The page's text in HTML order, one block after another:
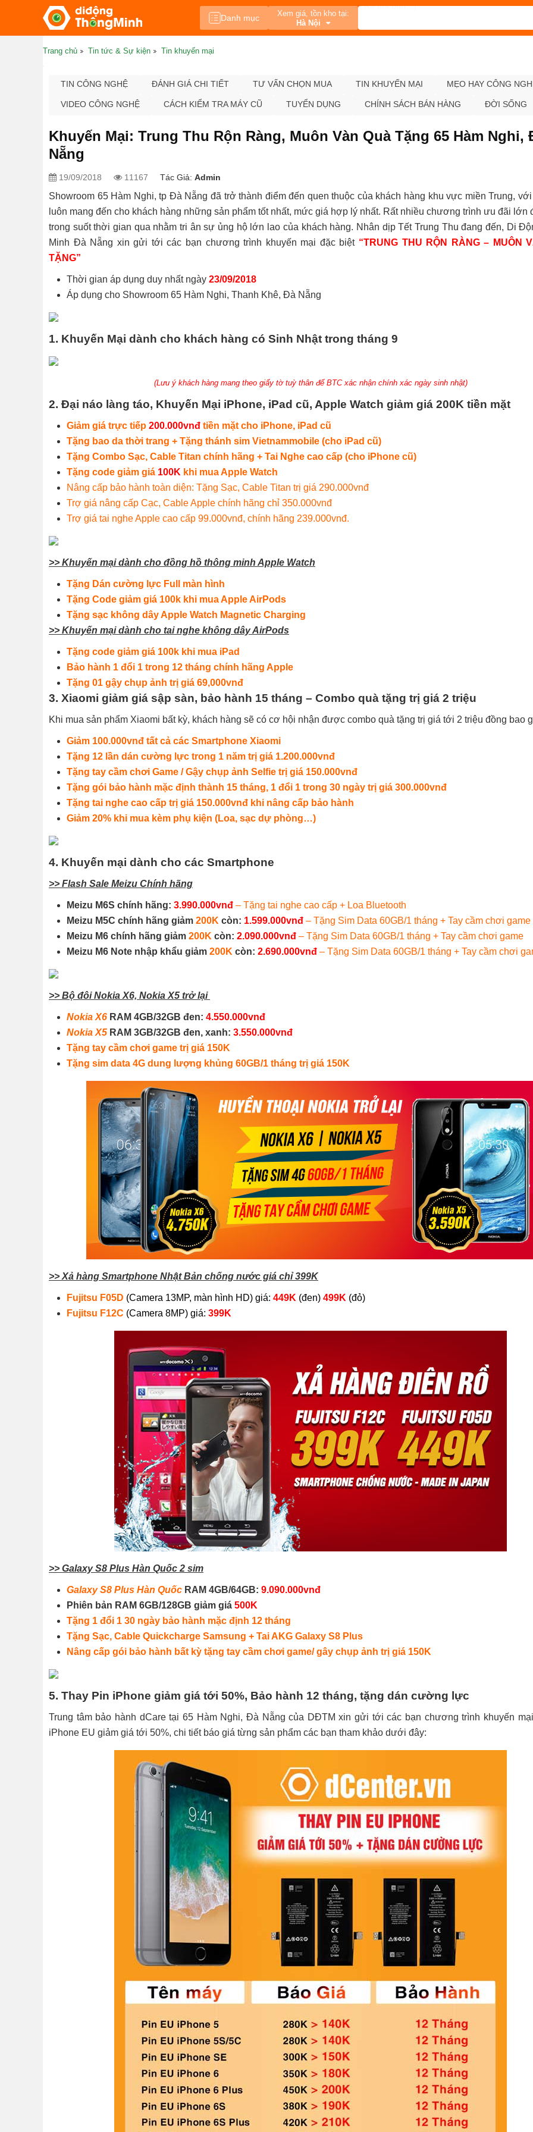
Danh mục
Xem giá, tồn kho tại:
Hà Nội
Trang chủ Tin tức & Sự kiện Tin khuyến mại
TIN CÔNG NGHỆ ĐÁNH GIÁ CHI TIẾT TƯ VẤN CHỌN MUA TIN KHUYẾN MẠI MẸO HAY CÔNG
VIDEO CÔNG NGHỆ CÁCH KIỂM TRA MÁY CŨ TUYỂN DỤNG CHÍNH SÁCH BÁN HÀNG ĐỜI SỐNG
Khuyến Mại: Trung Thu Rộn Ràng, Muôn Vàn Quà Tặng 65 Hàm Nghi,
Nẵng
19/09/2018 11167 Tác Giả: Admin
Showroom 65 Hàm Nghi, tp Đà Nẵng đã trở thành điểm đến quen thuộc của khách hàng khu vực miền Trung,
luôn mang đến cho khách hàng những sản phẩm tốt nhất, mức giá hợp lý nhất. Rất nhiều chương trình ưu đãi lớn
trong suốt thời gian qua nhằm tri ân sự ủng hộ lớn lao của khách hàng. Nhân dịp Tết Trung Thu đang đến, Di
Minh Đà Nẵng xin gửi tới các bạn chương trình khuyến mại đặc biệt “TRUNG THU RỘN RÀNG – MUÔN
TẶNG”
Thời gian áp dụng duy nhất ngày 23/09/2018
Áp dụng cho Showroom 65 Hàm Nghi, Thanh Khê, Đà Nẵng
1. Khuyến Mại dành cho khách hàng có Sinh Nhật trong tháng 9
(Lưu ý khách hàng mang theo giấy tờ tuỳ thân để BTC xác nhận chính xác ngày sinh nhật)
2. Đại náo làng táo, Khuyến Mại iPhone, iPad cũ, Apple Watch giảm giá 200K tiền mặt
Giảm giá trực tiếp 200.000vnđ tiền mặt cho iPhone, iPad cũ
Tặng bao da thời trang + Tặng thánh sim Vietnammobile (cho iPad cũ)
Tặng Combo Sạc, Cable Titan chính hãng + Tai Nghe cao cấp (cho iPhone cũ)
Tặng code giảm giá 100K khi mua Apple Watch
Nâng cấp bảo hành toàn diện: Tặng Sạc, Cable Titan trị giá 290.000vnđ
Trợ giá nâng cấp Cạc, Cable Apple chính hãng chỉ 350.000vnđ
Trợ giá tai nghe Apple cao cấp 99.000vnđ, chính hãng 239.000vnđ.
>> Khuyến mại dành cho đồng hồ thông minh Apple Watch
Tặng Dán cường lực Full màn hình
Tặng Code giảm giá 100k khi mua Apple AirPods
Tặng sạc không dây Apple Watch Magnetic Charging
>> Khuyến mại dành cho tai nghe không dây AirPods
Tặng code giảm giá 100k khi mua iPad
Bảo hành 1 đổi 1 trong 12 tháng chính hãng Apple
Tặng 01 gậy chụp ảnh trị giá 69,000vnđ
3. Xiaomi giảm giá sập sàn, bảo hành 15 tháng – Combo quà tặng trị giá 2 triệu
Khi mua sản phẩm Xiaomi bất kỳ, khách hàng sẽ có cơ hội nhận được combo quà tặng trị giá tới 2 triệu đồng bao
Giảm 100.000vnđ tất cả các Smartphone Xiaomi
Tặng 12 lần dán cường lực trong 1 năm trị giá 1.200.000vnđ
Tặng tay cầm chơi Game / Gậy chụp ảnh Selfie trị giá 150.000vnđ
Tặng gói bảo hành mặc định thành 15 tháng, 1 đổi 1 trong 30 ngày trị giá 300.000vnđ
Tặng tai nghe cao cấp trị giá 150.000vnđ khi nâng cấp bảo hành
Giảm 20% khi mua kèm phụ kiện (Loa, sạc dự phòng…)
4. Khuyến mại dành cho các Smartphone
>> Flash Sale Meizu Chính hãng
Meizu M6S chính hãng: 3.990.000vnđ – Tặng tai nghe cao cấp + Loa Bluetooth
Meizu M5C chính hãng giảm 200K còn: 1.599.000vnđ – Tặng Sim Data 60GB/1 tháng + Tay cầm chơi game
Meizu M6 chính hãng giảm 200K còn: 2.090.000vnđ – Tặng Sim Data 60GB/1 tháng + Tay cầm chơi game
Meizu M6 Note nhập khẩu giảm 200K còn: 2.690.000vnđ – Tặng Sim Data 60GB/1 tháng + Tay cầm chơi
>> Bộ đôi Nokia X6, Nokia X5 trở lại
Nokia X6 RAM 4GB/32GB đen: 4.550.000vnđ
Nokia X5 RAM 3GB/32GB đen, xanh: 3.550.000vnđ
Tặng tay cầm chơi game trị giá 150K
Tặng sim data 4G dung lượng khủng 60GB/1 tháng trị giá 150K
>> Xả hàng Smartphone Nhật Bản chống nước giá chỉ 399K
Fujitsu F05D (Camera 13MP, màn hình HD) giá: 449K (đen) 499K (đỏ)
Fujitsu F12C (Camera 8MP) giá: 399K
>> Galaxy S8 Plus Hàn Quốc 2 sim
Galaxy S8 Plus Hàn Quốc RAM 4GB/64GB: 9.090.000vnđ
Phiên bản RAM 6GB/128GB giảm giá 500K
Tặng 1 đổi 1 30 ngày bảo hành mặc định 12 tháng
Tặng Sạc, Cable Quickcharge Samsung + Tai AKG Galaxy S8 Plus
Nâng cấp gói bảo hành bất kỳ tặng tay cầm chơi game/ gây chụp ảnh trị giá 150K
5. Thay Pin iPhone giảm giá tới 50%, Bảo hành 12 tháng, tặng dán cường lực
Trung tâm bảo hành dCare tại 65 Hàm Nghi, Đà Nẵng của DĐTM xin gửi tới các bạn chương trình khuyến
iPhone EU giảm giá tới 50%, chi tiết báo giá từng sản phẩm các bạn tham khảo dưới đây: